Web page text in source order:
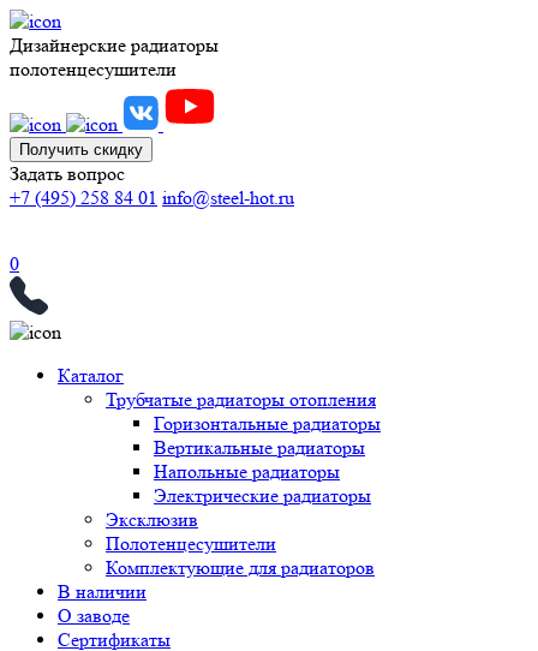
Дизайнерские радиаторы
полотенцесушители
Получить скидку
Задать вопрос
+7 (495) 258 84 01 info@steel-hot.ru
0
Каталог
Трубчатые радиаторы отопления
Горизонтальные радиаторы
Вертикальные радиаторы
Напольные радиаторы
Электрические радиаторы
Эксклюзив
Полотенцесушители
Комплектующие для радиаторов
В наличии
О заводе
Сертификаты